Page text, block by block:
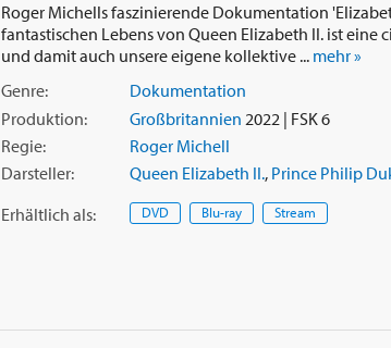
Roger Michells faszinierende Dokumentation
fantastischen Lebens von Queen Elizabeth II. ist
und damit auch unsere eigene kollektive ... mehr »
Genre:
Dokumentation
Produktion:
Großbritannien 2022 | FSK 6
Regie:
Roger Michell
Darsteller:
Queen Elizabeth II., Prince Philip
Erhältlich als: DVD Blu-ray Stream